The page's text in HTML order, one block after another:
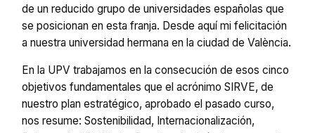
de un reducido grupo de universidades españolas que
se posicionan en esta franja. Desde aquí mi felicitación
a nuestra universidad hermana en la ciudad de València.
En la UPV trabajamos en la consecución de esos cinco
objetivos fundamentales que el acrónimo SIRVE, de
nuestro plan estratégico, aprobado el pasado curso,
nos resume: Sostenibilidad, Internacionalización,